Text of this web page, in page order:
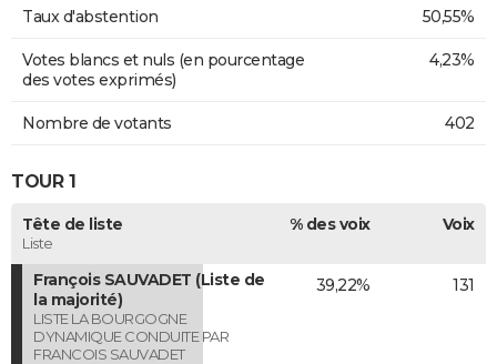
Taux d'abstention 50,55%
Votes blancs et nuls (en pourcentage
des votes exprimés)
4,23%
Nombre de votants 402
TOUR 1
Tête de liste
Liste
% des voix Voix
François SAUVADET (Liste de
la majorité)
LISTE LA BOURGOGNE
DYNAMIQUE CONDUITE PAR
FRANCOIS SAUVADET
39,22% 131